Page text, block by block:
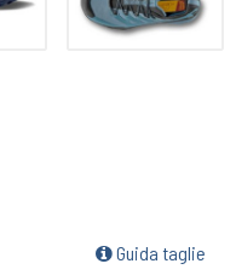
Guida taglie